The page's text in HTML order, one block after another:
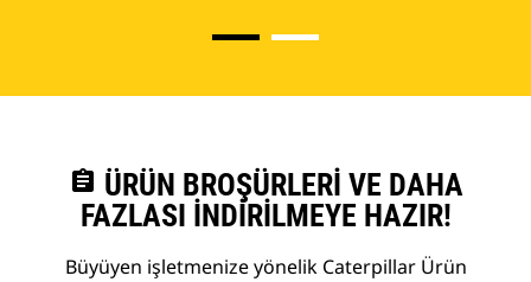
assignment ÜRÜN BROŞÜRLERI VE DAHA
FAZLASI İNDIRILMEYE HAZIR!
Büyüyen işletmenize yönelik Caterpillar Ürün